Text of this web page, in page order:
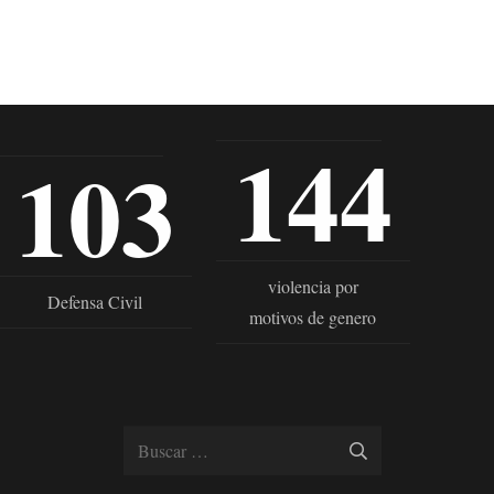
103
Defensa Civil
144
violencia por
motivos de genero
Buscar: